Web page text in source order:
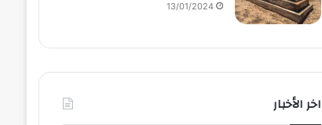
13/01/2024
اخر الأخبار